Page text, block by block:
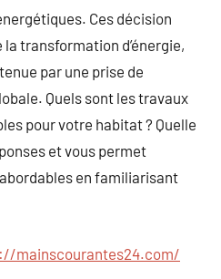
Ces décision
transformation d’énergie,
par une prise de
Quels sont les travaux
pour votre habitat ? Quelle
et vous permet
en familiarisant
mainscourantes24.com/